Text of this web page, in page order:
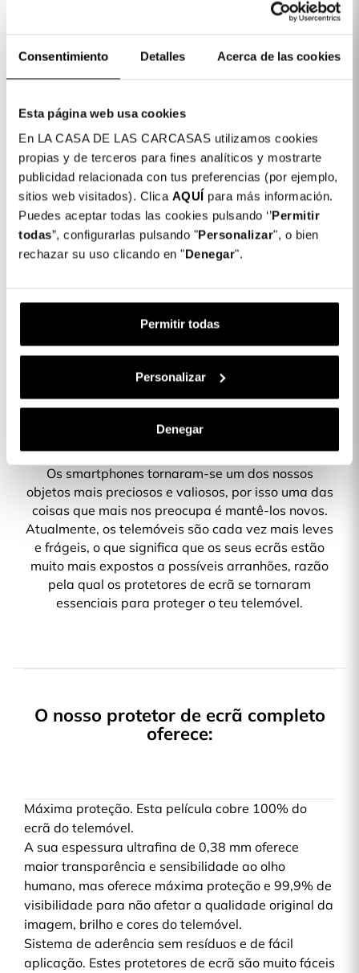
Consentimiento Detalles Acerca de las cookies
Esta página web usa cookies
En LA CASA DE LAS CARCASAS utilizamos cookies
propias y de terceros para fines analíticos y mostrarte
publicidad relacionada con tus preferencias (por ejemplo,
sitios web visitados). Clica AQUÍ para más información.
Puedes aceptar todas las cookies pulsando ‘’Permitir
todas”, configurarlas pulsando "Personalizar", o bien
rechazar su uso clicando en "Denegar".
Permitir todas
Personalizar
Denegar
Toalhetes de limpeza (Seca e húmida).
nossas Películas Temperadas são a
melhor forma de manter o ecrã do
teu telemóvel intacto.
Detalhes do produto
Negro para Samsung Galaxy A52 4G
14,99 €
Descrição
Os smartphones tornaram-se um dos nossos
objetos mais preciosos e valiosos, por isso uma das
coisas que mais nos preocupa é mantê-los novos.
Atualmente, os telemóveis são cada vez mais leves
e frágeis, o que significa que os seus ecrãs estão
muito mais expostos a possíveis arranhões, razão
pela qual os protetores de ecrã se tornaram
essenciais para proteger o teu telemóvel.
O nosso protetor de ecrã completo
oferece:
Máxima proteção. Esta película cobre 100% do
ecrã do telemóvel.
A sua espessura ultrafina de 0,38 mm oferece
maior transparência e sensibilidade ao olho
humano, mas oferece máxima proteção e 99,9% de
visibilidade para não afetar a qualidade original da
imagem, brilho e cores do telemóvel.
Sistema de aderência sem resíduos e de fácil
aplicação. Estes protetores de ecrã são muito fáceis